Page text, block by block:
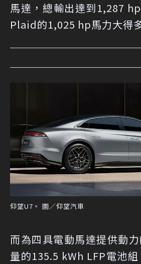
馬達，總輸出達到1,287
Plaid的1,025 hp馬力大得
仰望U7。 圖／仰望汽車
而為四具電動馬達提供動
量的135.5 kWh LFP電池